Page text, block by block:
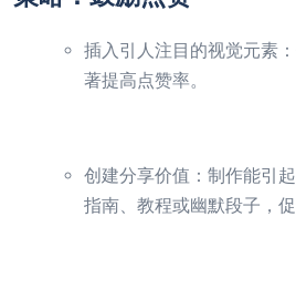
插入引人注目的视觉元素
著提高点赞率。
创建分享价值：制作能引
指南、教程或幽默段子，